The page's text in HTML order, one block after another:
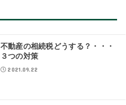
不動産の相続税どうする？・・・
３つの対策
2021.09.22